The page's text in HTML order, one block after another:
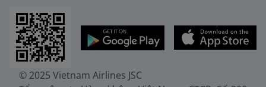
© 2025 Vietnam Airlines JSC